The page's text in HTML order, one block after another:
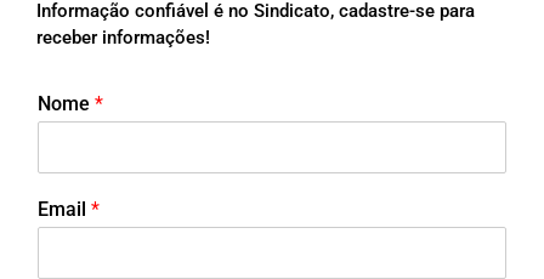
Informação confiável é no Sindicato, cadastre-se para
receber informações!
Nome *
Email *